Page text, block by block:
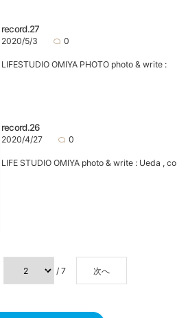
record.27
2020/5/3 0
LIFESTUDIO OMIYA PHOTO photo & write :
record.26
2020/4/27 0
LIFE STUDIO OMIYA photo & write : Ueda , co
/ 7 次へ